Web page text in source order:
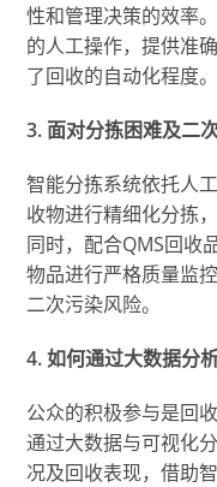
性和管理决策的效率
的人工操作，提供准
了回收的自动化程度。
3. 面对分拣困难及二
智能分拣系统依托人
收物进行精细化分拣
同时，配合QMS回收
物品进行严格质量监
二次污染风险。
4. 如何通过大数据分
公众的积极参与是回
通过大数据与可视化
况及回收表现，借助